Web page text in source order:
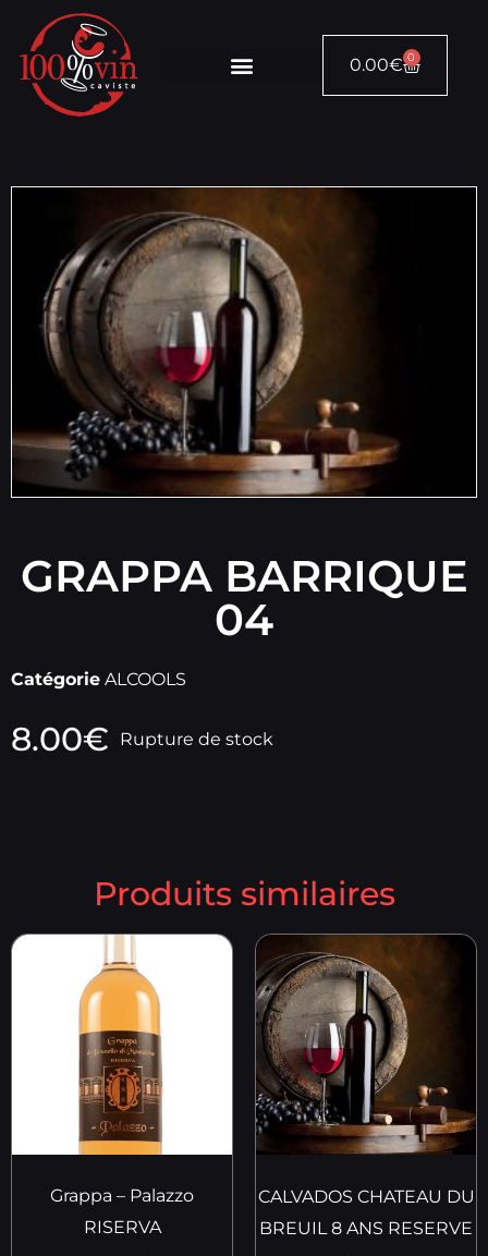
0.00€ 0
GRAPPA BARRIQUE
04
Catégorie ALCOOLS
8.00€ Rupture de stock
Produits similaires
Grappa – Palazzo
RISERVA
CALVADOS CHATEAU DU
BREUIL 8 ANS RESERVE